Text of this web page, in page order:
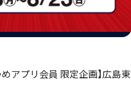
めアプリ会員 限定企画】広島東